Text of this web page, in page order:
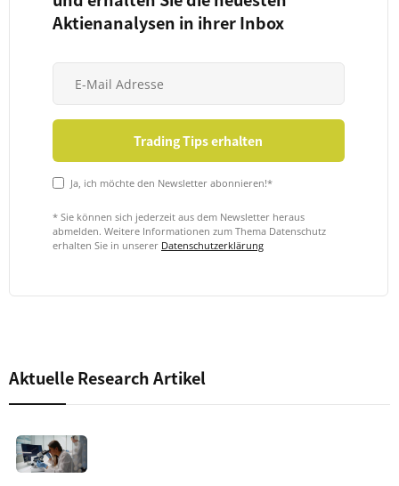
Aktienanalysen in ihrer Inbox
Ja, ich möchte den Newsletter abonnieren!*
* Sie können sich jederzeit aus dem Newsletter heraus
abmelden. Weitere Informationen zum Thema Datenschutz
erhalten Sie in unserer Datenschutzerklärung
Aktuelle Research Artikel